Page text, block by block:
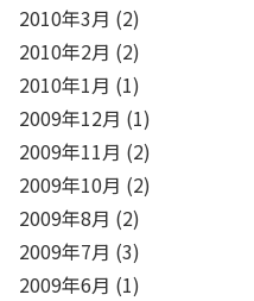
2010年3月 (2)
2010年2月 (2)
2010年1月 (1)
2009年12月 (1)
2009年11月 (2)
2009年10月 (2)
2009年8月 (2)
2009年7月 (3)
2009年6月 (1)